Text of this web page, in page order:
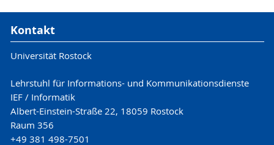
Kontakt
Universität Rostock
Lehrstuhl für Informations- und Kommunikationsdienste
IEF / Informatik
Albert-Einstein-Straße 22, 18059 Rostock
Raum 356
+49 381 498-7501